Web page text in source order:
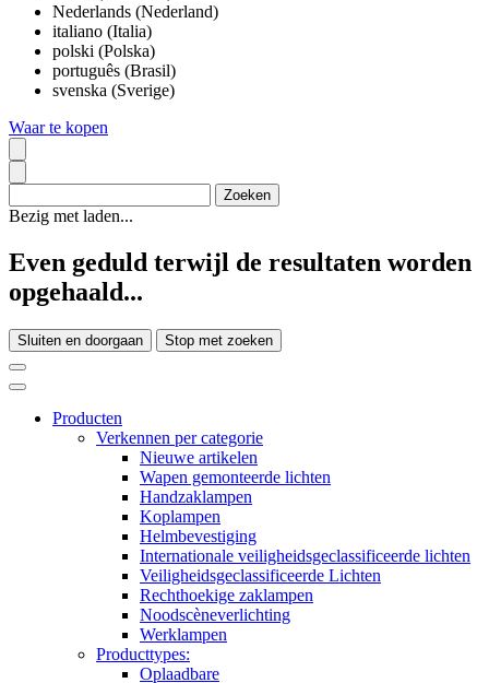
Nederlands (Nederland)
italiano (Italia)
polski (Polska)
português (Brasil)
svenska (Sverige)
Waar te kopen
Bezig met laden...
Even geduld terwijl de resultaten worden
opgehaald...
Sluiten en doorgaan Stop met zoeken
Producten
Verkennen per categorie
Nieuwe artikelen
Wapen gemonteerde lichten
Handzaklampen
Koplampen
Helmbevestiging
Internationale veiligheidsgeclassificeerde lichten
Veiligheidsgeclassificeerde Lichten
Rechthoekige zaklampen
Noodscèneverlichting
Werklampen
Producttypes:
Oplaadbare